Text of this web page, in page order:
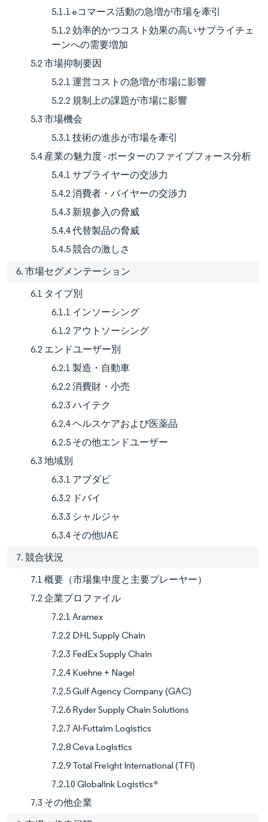
5.1.1 eコマース活動の急増が市場を牽引
5.1.2 効率的かつコスト効果の高いサプライチェ
ーンへの需要増加
5.2 市場抑制要因
5.2.1 運営コストの急増が市場に影響
5.2.2 規制上の課題が市場に影響
5.3 市場機会
5.3.1 技術の進歩が市場を牽引
5.4 産業の魅力度 - ポーターのファイブフォース分析
5.4.1 サプライヤーの交渉力
5.4.2 消費者・バイヤーの交渉力
5.4.3 新規参入の脅威
5.4.4 代替製品の脅威
5.4.5 競合の激しさ
6. 市場セグメンテーション
6.1 タイプ別
6.1.1 インソーシング
6.1.2 アウトソーシング
6.2 エンドユーザー別
6.2.1 製造・自動車
6.2.2 消費財・小売
6.2.3 ハイテク
6.2.4 ヘルスケアおよび医薬品
6.2.5 その他エンドユーザー
6.3 地域別
6.3.1 アブダビ
6.3.2 ドバイ
6.3.3 シャルジャ
6.3.4 その他UAE
7. 競合状況
7.1 概要（市場集中度と主要プレーヤー）
7.2 企業プロファイル
7.2.1 Aramex
7.2.2 DHL Supply Chain
7.2.3 FedEx Supply Chain
7.2.4 Kuehne + Nagel
7.2.5 Gulf Agency Company (GAC)
7.2.6 Ryder Supply Chain Solutions
7.2.7 Al-Futtaim Logistics
7.2.8 Ceva Logistics
7.2.9 Total Freight International (TFI)
7.2.10 Globalink Logistics*
7.3 その他企業